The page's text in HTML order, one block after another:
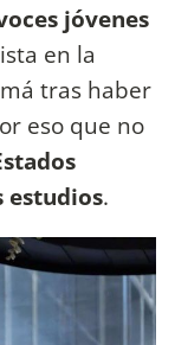
jóvenes
en la
tras haber
eso que no
estudios.